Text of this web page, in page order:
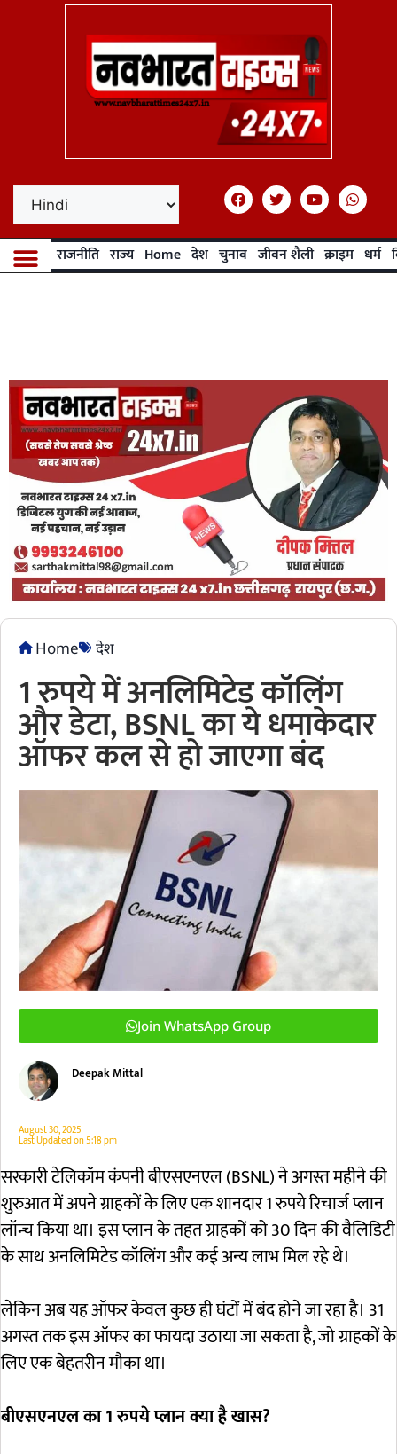
राजनीति राज्य Home देश चुनाव जीवन शैली क्राइम धर्म
Home देश
1 रुपये में अनलिमिटेड कॉलिंग
और डेटा, BSNL का ये धमाकेदार
ऑफर कल से हो जाएगा बंद
Join WhatsApp Group
Deepak Mittal
August 30, 2025
Last Updated on5:18 pm
सरकारी टेलिकॉम कंपनी बीएसएनएल (BSNL) ने अगस्त महीने की
शुरुआत में अपने ग्राहकों के लिए एक शानदार 1 रुपये रिचार्ज प्लान
लॉन्च किया था। इस प्लान के तहत ग्राहकों को 30 दिन की वैलिडिटी
के साथ अनलिमिटेड कॉलिंग और कई अन्य लाभ मिल रहे थे।
लेकिन अब यह ऑफर केवल कुछ ही घंटों में बंद होने जा रहा है। 31
अगस्त तक इस ऑफर का फायदा उठाया जा सकता है, जो ग्राहकों के
लिए एक बेहतरीन मौका था।
बीएसएनएल का 1 रुपये प्लान क्या है खास?